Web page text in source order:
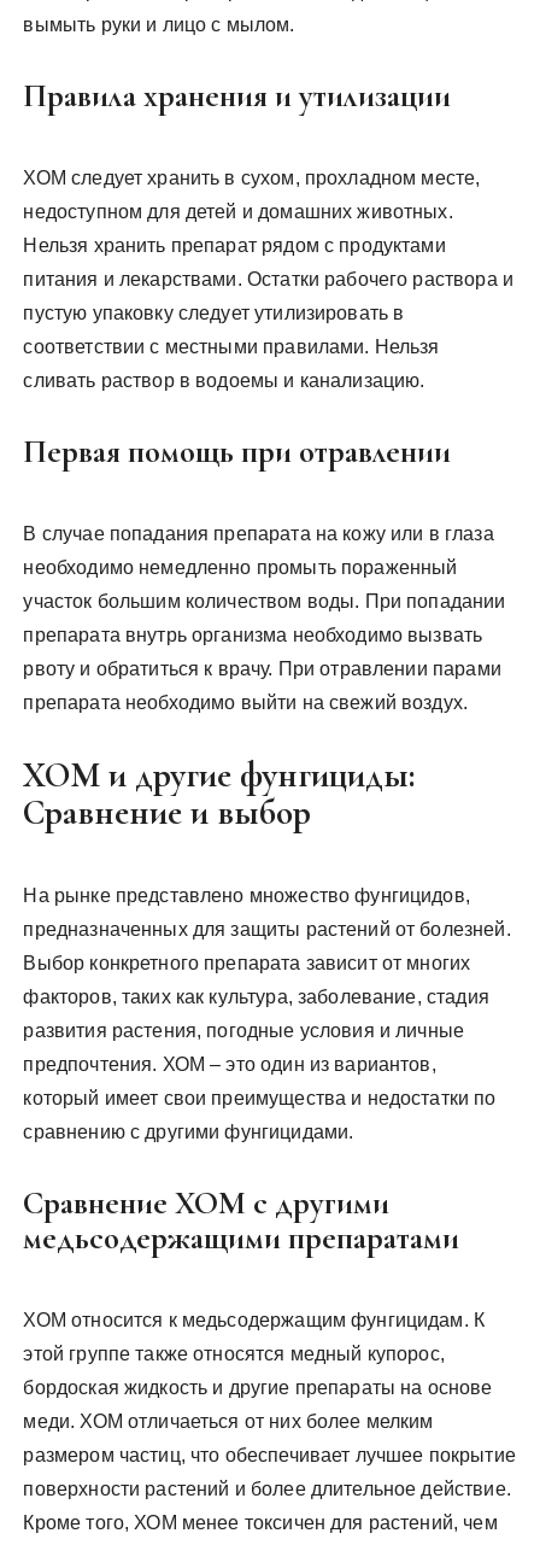
вымыть руки и лицо с мылом.
Правила хранения и утилизации
ХОМ следует хранить в сухом, прохладном месте,
недоступном для детей и домашних животных.
Нельзя хранить препарат рядом с продуктами
питания и лекарствами. Остатки рабочего раствора и
пустую упаковку следует утилизировать в
соответствии с местными правилами. Нельзя
сливать раствор в водоемы и канализацию.
Первая помощь при отравлении
В случае попадания препарата на кожу или в глаза
необходимо немедленно промыть пораженный
участок большим количеством воды. При попадании
препарата внутрь организма необходимо вызвать
рвоту и обратиться к врачу. При отравлении парами
препарата необходимо выйти на свежий воздух.
ХОМ и другие фунгициды:
Сравнение и выбор
На рынке представлено множество фунгицидов,
предназначенных для защиты растений от болезней.
Выбор конкретного препарата зависит от многих
факторов, таких как культура, заболевание, стадия
развития растения, погодные условия и личные
предпочтения. ХОМ – это один из вариантов,
который имеет свои преимущества и недостатки по
сравнению с другими фунгицидами.
Сравнение ХОМ с другими
медьсодержащими препаратами
ХОМ относится к медьсодержащим фунгицидам. К
этой группе также относятся медный купорос,
бордоская жидкость и другие препараты на основе
меди. ХОМ отличаеться от них более мелким
размером частиц, что обеспечивает лучшее покрытие
поверхности растений и более длительное действие.
Кроме того, ХОМ менее токсичен для растений, чем